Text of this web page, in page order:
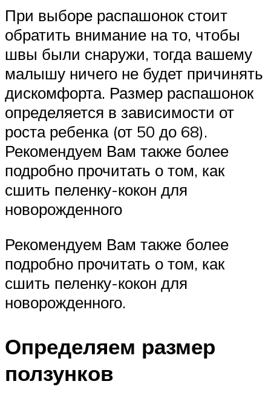
При выборе распашонок стоит
обратить внимание на то, чтобы
швы были снаружи, тогда вашему
малышу ничего не будет причинять
дискомфорта. Размер распашонок
определяется в зависимости от
роста ребенка (от 50 до 68).
Рекомендуем Вам также более
подробно прочитать о том, как
сшить пеленку-кокон для
новорожденного
Рекомендуем Вам также более
подробно прочитать о том, как
сшить пеленку-кокон для
новорожденного.
Определяем размер
ползунков